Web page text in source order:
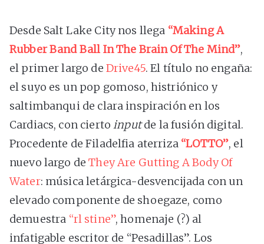
Desde Salt Lake City nos llega “Making A
Rubber Band Ball In The Brain Of The Mind”,
el primer largo de Drive45. El título no engaña:
el suyo es un pop gomoso, histriónico y
saltimbanqui de clara inspiración en los
Cardiacs, con ciertoinputde la fusión digital.
Procedente de Filadelfia aterriza “LOTTO”, el
nuevo largo deThey Are Gutting A Body Of
Water: música letárgica-desvencijada con un
elevado componente de shoegaze, como
demuestra “rl stine”, homenaje (?) al
infatigable escritor de “Pesadillas”. Los